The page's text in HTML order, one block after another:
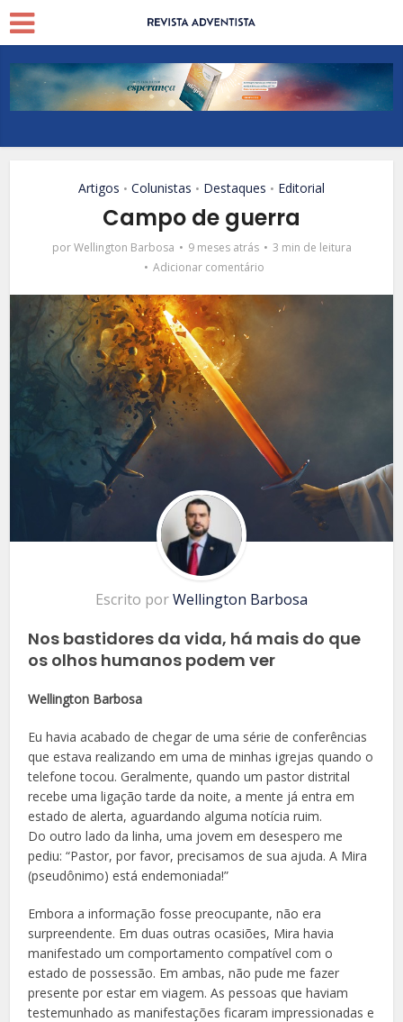
Artigos • Colunistas • Destaques • Editorial
Campo de guerra
por Wellington Barbosa 9 meses atrás
3 min de leitura
Adicionar comentário
Escrito porWellington Barbosa
Nos bastidores da vida, há mais do que
os olhos humanos podem ver
Wellington Barbosa
Eu havia acabado de chegar de uma série de conferências
que estava realizando em uma de minhas igrejas quando o
telefone tocou. Geralmente, quando um pastor distrital
recebe uma ligação tarde da noite, a mente já entra em
estado de alerta, aguardando alguma notícia ruim.
Do outro lado da linha, uma jovem em desespero me
pediu: “Pastor, por favor, precisamos de sua ajuda. A Mira
(pseudônimo) está endemoniada!”
Embora a informação fosse preocupante, não era
surpreendente. Em duas outras ocasiões, Mira havia
manifestado um comportamento compatível com o
estado de possessão. Em ambas, não pude me fazer
presente por estar em viagem. As pessoas que haviam
testemunhado as manifestações ficaram impressionadas e